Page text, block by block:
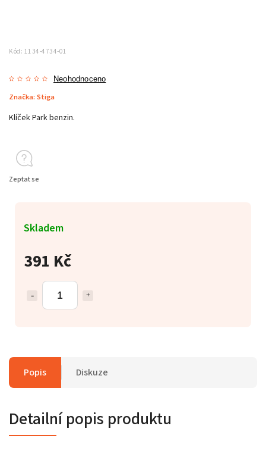
Kód: 1134-4734-01
Neohodnoceno
Značka: Stiga
391 Kč
Skladem
Klíček Park benzin.
Zeptat se
Popis Diskuze
Detailní popis produktu